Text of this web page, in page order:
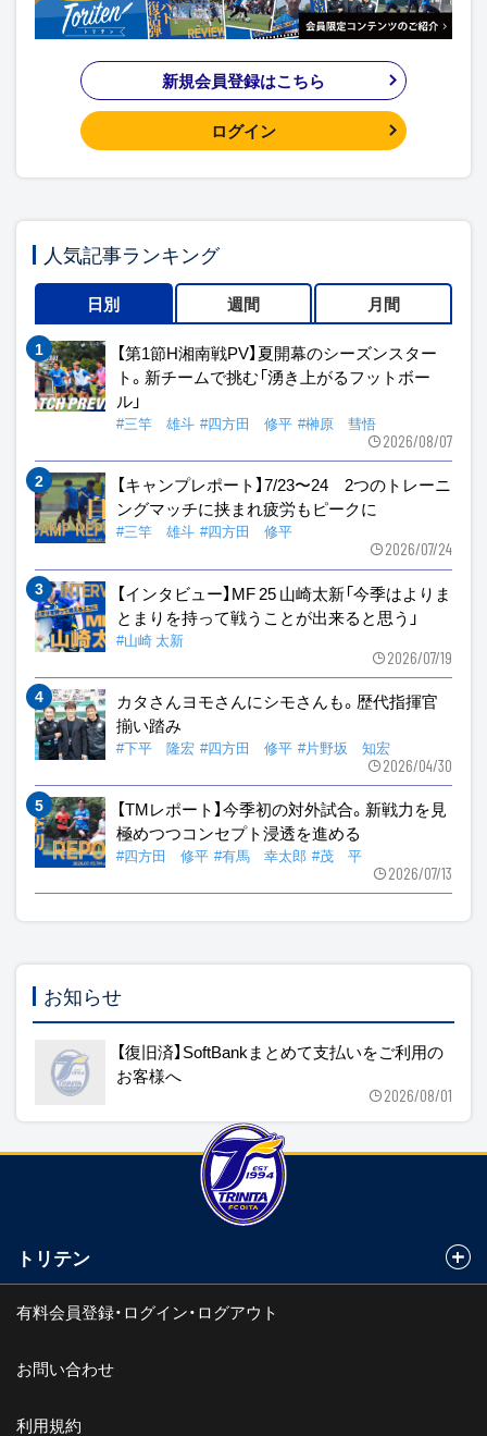
新規会員登録はこちら
ログイン
人気記事ランキング
日別 週間 月間
【第1節H湘南戦PV】夏開幕のシーズンスター
ト。新チームで挑む「湧き上がるフットボー
ル」
#三竿 雄斗 #四方田 修平 #榊原 彗悟
2026/08/07
【キャンプレポート】7/23〜24 2つのトレーニ
ングマッチに挟まれ疲労もピークに
#三竿 雄斗 #四方田 修平
2026/07/24
【インタビュー】MF 25 山崎太新「今季はよりま
とまりを持って戦うことが出来ると思う」
#山崎 太新
2026/07/19
カタさんヨモさんにシモさんも。歴代指揮官
揃い踏み
#下平 隆宏 #四方田 修平 #片野坂 知宏
2026/04/30
【TMレポート】今季初の対外試合。新戦力を見
極めつつコンセプト浸透を進める
#四方田 修平 #有馬 幸太郎 #茂 平
2026/07/13
お知らせ
【復旧済】SoftBankまとめて支払いをご利用の
お客様へ
2026/08/01
トリテン
有料会員登録・ログイン・ログアウト
お問い合わせ
利用規約